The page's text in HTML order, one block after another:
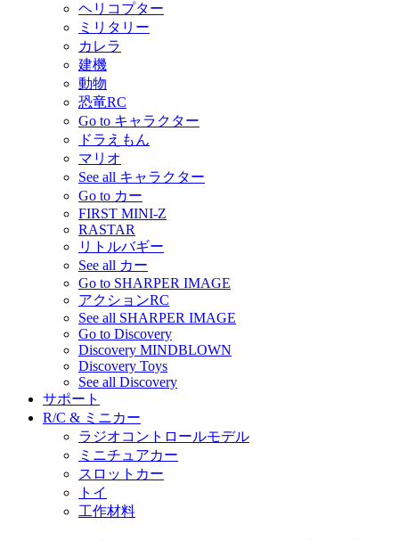
ヘリコプター
ミリタリー
カレラ
建機
動物
恐竜RC
Go to キャラクター
ドラえもん
マリオ
See all キャラクター
Go to カー
FIRST MINI-Z
RASTAR
リトルバギー
See all カー
Go to SHARPER IMAGE
アクションRC
See all SHARPER IMAGE
Go to Discovery
Discovery MINDBLOWN
Discovery Toys
See all Discovery
サポート
R/C & ミニカー
ラジオコントロールモデル
ミニチュアカー
スロットカー
トイ
工作材料